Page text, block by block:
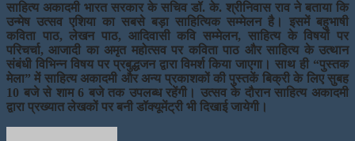
साहित्य अकादमी भारत सरकार के सचिव डॉ. के. श्रीनिवास राव ने बताया कि
उन्मेष उत्सव एशिया का सबसे बड़ा साहित्यिक सम्मेलन है। इसमें बहुभाषी
कविता पाठ, लेखन पाठ, आदिवासी कवि सम्मेलन, साहित्य के विषयों पर
परिचर्चा, आजादी का अमृत महोत्सव पर कविता पाठ और साहित्य के उत्थान
संबंधी विभिन्न विषय पर प्रबुद्धजन द्वारा विमर्श किया जाएगा। साथ ही “पुस्तक
मेला” में साहित्य अकादमी और अन्य प्रकाशकों की पुस्तकें बिक्री के लिए सुबह
10 बजे से शाम 6 बजे तक उपलब्ध रहेंगी। उत्सव के दौरान साहित्य अकादमी
द्वारा प्रख्यात लेखकों पर बनी डॉक्यूमेंट्री भी दिखाई जायेगी।